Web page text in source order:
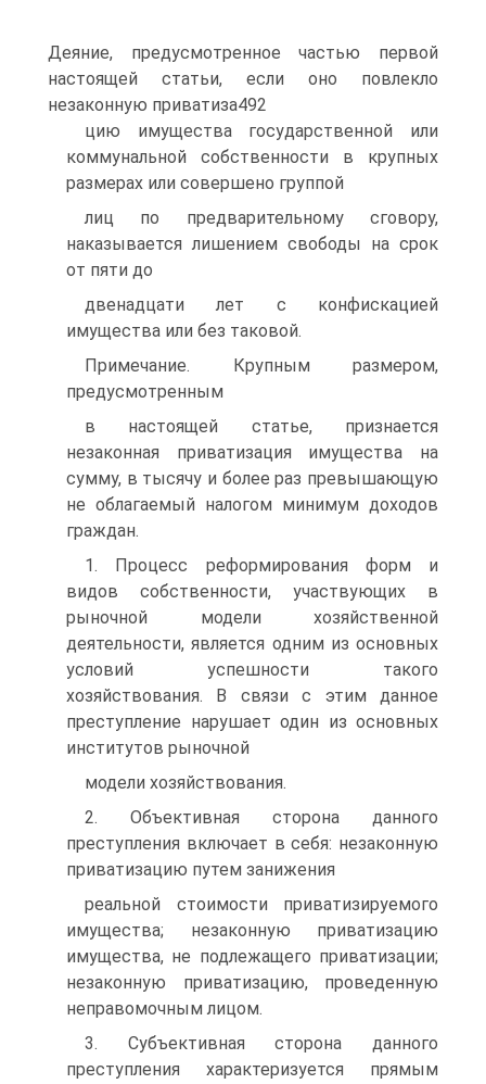
Деяние, предусмотренное частью первой
настоящей статьи, если оно повлекло
незаконную приватиза492
цию имущества государственной или
коммунальной собственности в крупных
размерах или совершено группой
лиц по предварительному сговору,
наказывается лишением свободы на срок
от пяти до
двенадцати лет с конфискацией
имущества или без таковой.
Примечание. Крупным размером,
предусмотренным
в настоящей статье, признается
незаконная приватизация имущества на
сумму, в тысячу и более раз превышающую
не облагаемый налогом минимум доходов
граждан.
1. Процесс реформирования форм и
видов собственности, участвующих в
рыночной модели хозяйственной
деятельности, является одним из основных
условий успешности такого
хозяйствования. В связи с этим данное
преступление нарушает один из основных
институтов рыночной
модели хозяйствования.
2. Объективная сторона данного
преступления включает в себя: незаконную
приватизацию путем занижения
реальной стоимости приватизируемого
имущества; незаконную приватизацию
имущества, не подлежащего приватизации;
незаконную приватизацию, проведенную
неправомочным лицом.
3. Субъективная сторона данного
преступления характеризуется прямым